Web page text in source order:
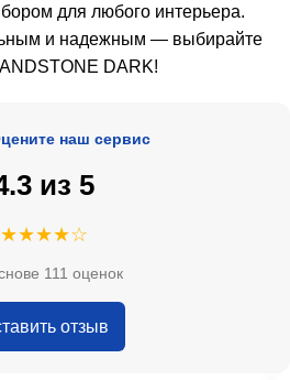
для любого интерьера.
и надежным — выбирайте
DARK!
наш сервис
из 5
★★★★☆
111 оценок
отзыв